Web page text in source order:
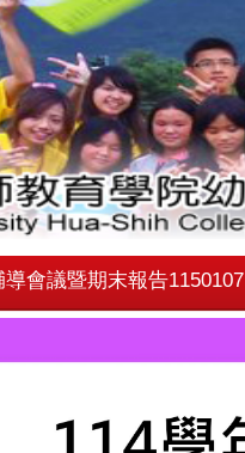
導會議暨期末報告1150107